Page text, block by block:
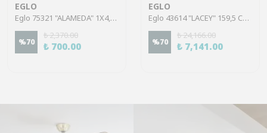
EGLO
Eglo 75321 "ALAMEDA" 1X4,5W Çelik Nikel Mat Sıva Üstü Spot
%70
₺ 2,370.00
₺ 700.00
EGLO
Eglo 43614 "LACEY" 159,5 Cm Yüksekliğinde Çelik, Ahşap Köşe Lambası Lambader
%70
₺ 24,166.00
₺ 7,141.00